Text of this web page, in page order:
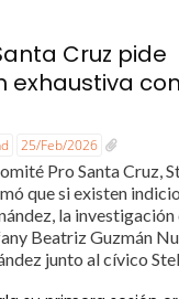
Cruz pide
exhaustiva
25/Feb/2026
Pro Santa Cruz,
que si existen
la
Beatriz Guzmán
junto al cívico